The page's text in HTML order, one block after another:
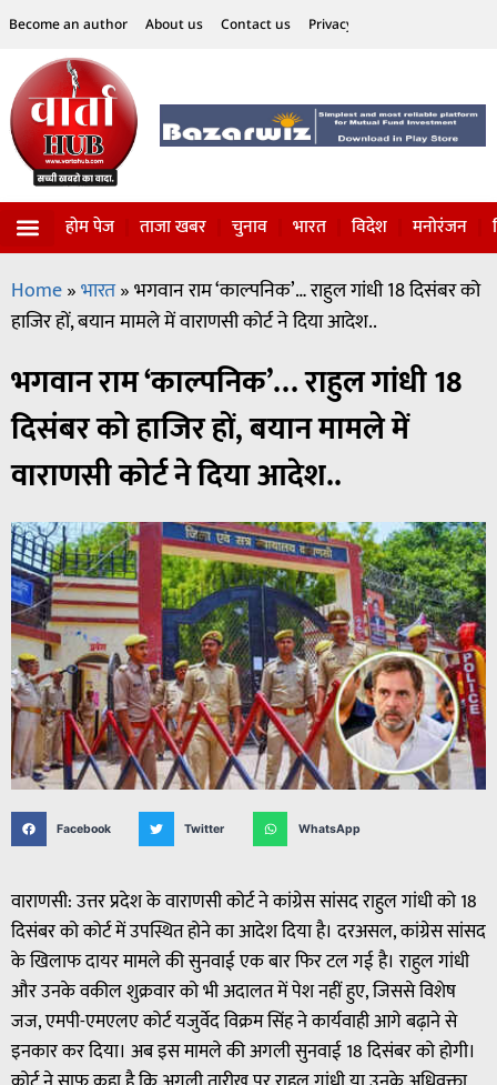
Become an author About us Contact us Privacy Policy
होम पेज ताजा खबर चुनाव भारत विदेश मनोरंजन
Home»भारत»भगवान राम ‘काल्पनिक’… राहुल गांधी 18 दिसंबर को
हाजिर हों, बयान मामले में वाराणसी कोर्ट ने दिया आदेश..
भगवान राम ‘काल्पनिक’… राहुल गांधी 18
दिसंबर को हाजिर हों, बयान मामले में
वाराणसी कोर्ट ने दिया आदेश..
Facebook Twitter WhatsApp
वाराणसी: उत्तर प्रदेश के वाराणसी कोर्ट ने कांग्रेस सांसद राहुल गांधी को 18
दिसंबर को कोर्ट में उपस्थित होने का आदेश दिया है। दरअसल, कांग्रेस सांसद
के खिलाफ दायर मामले की सुनवाई एक बार फिर टल गई है। राहुल गांधी
और उनके वकील शुक्रवार को भी अदालत में पेश नहीं हुए, जिससे विशेष
जज, एमपी-एमएलए कोर्ट यजुर्वेद विक्रम सिंह ने कार्यवाही आगे बढ़ाने से
इनकार कर दिया। अब इस मामले की अगली सुनवाई 18 दिसंबर को होगी।